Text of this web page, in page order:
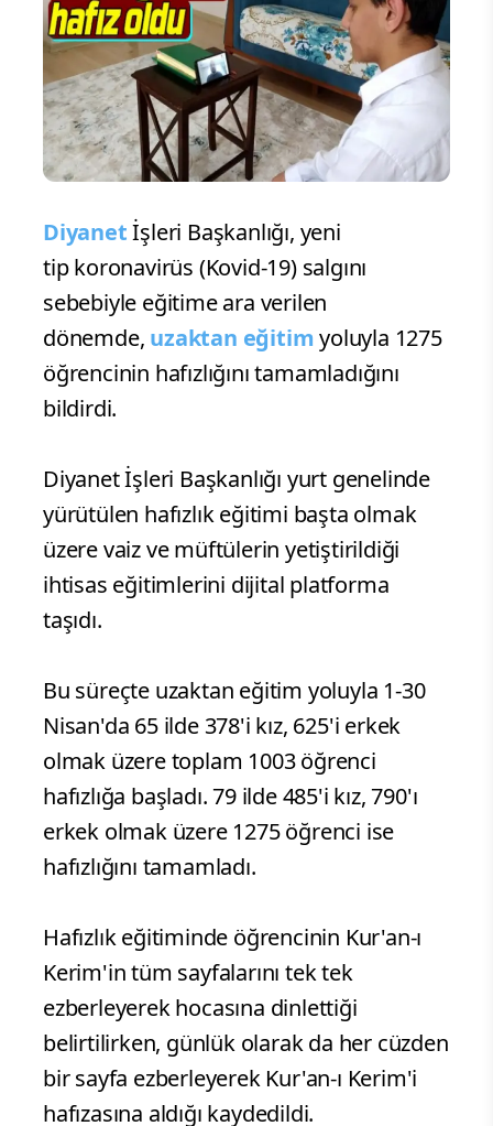
Diyanetİşleri Başkanlığı, yeni
tip koronavirüs (Kovid-19) salgını
sebebiyle eğitime ara verilen
dönemde, uzaktan eğitimyoluyla 1275
öğrencinin hafızlığını tamamladığını
bildirdi.
Diyanet İşleri Başkanlığı yurt genelinde
yürütülen hafızlık eğitimi başta olmak
üzere vaiz ve müftülerin yetiştirildiği
ihtisas eğitimlerini dijital platforma
taşıdı.
Bu süreçte uzaktan eğitim yoluyla 1-30
Nisan'da 65 ilde 378'i kız, 625'i erkek
olmak üzere toplam 1003 öğrenci
hafızlığa başladı. 79 ilde 485'i kız, 790'ı
erkek olmak üzere 1275 öğrenci ise
hafızlığını tamamladı.
Hafızlık eğitiminde öğrencinin Kur'an-ı
Kerim'in tüm sayfalarını tek tek
ezberleyerek hocasına dinlettiği
belirtilirken, günlük olarak da her cüzden
bir sayfa ezberleyerek Kur'an-ı Kerim'i
hafızasına aldığı kaydedildi.